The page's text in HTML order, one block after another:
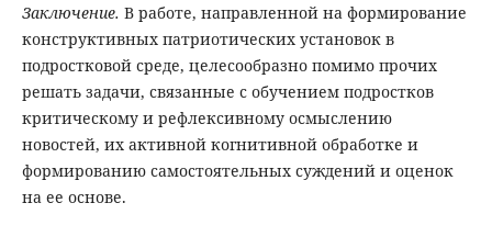
Заключение. В работе, направленной на формирование
конструктивных патриотических установок в
подростковой среде, целесообразно помимо прочих
решать задачи, связанные с обучением подростков
критическому и рефлексивному осмыслению
новостей, их активной когнитивной обработке и
формированию самостоятельных суждений и оценок
на ее основе.